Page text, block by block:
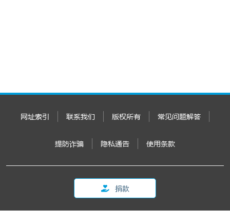
网址索引 联系我们 版权所有 常见问题解答
提防诈骗 隐私通告 使用条款
捐款